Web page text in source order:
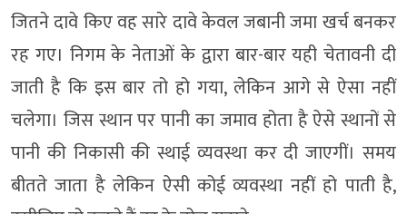
जितने दावे किए वह सारे दावे केवल जबानी जमा खर्च बनकर
रह गए। निगम के नेताओं के द्वारा बार-बार यही चेतावनी दी
जाती है कि इस बार तो हो गया, लेकिन आगे से ऐसा नहीं
चलेगा। जिस स्थान पर पानी का जमाव होता है ऐसे स्थानों से
पानी की निकासी की स्थाई व्यवस्था कर दी जाएगीं। समय
बीतते जाता है लेकिन ऐसी कोई व्यवस्था नहीं हो पाती है,